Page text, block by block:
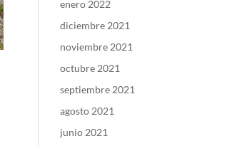
enero 2022
diciembre 2021
noviembre 2021
octubre 2021
septiembre 2021
agosto 2021
junio 2021